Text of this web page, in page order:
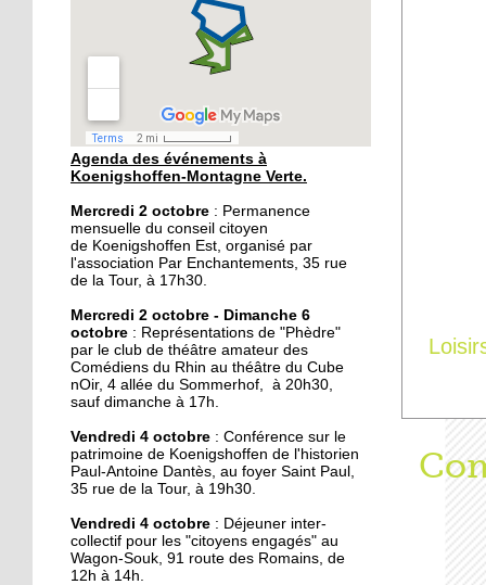
1 octobre 2019
Hohberg : Ali, le dernier
des marchands
30 septembre 2019
Un dimanche festif à la
Montagne-Verte
29 septembre 2019
Le local de l'école de
musique du CSC restauré
28 septembre 2019
Une épicerie solidaire
ouvre dans l'Hôtel de la
rue
28 septembre 2019
Vide-grenier au foyer
Saint-Arbogast ce
dimanche
Agenda des événements à
Koenigshoffen-Montagne Verte.
Mercredi 2 octobre : Permanence
mensuelle du conseil citoyen
de Koenigshoffen Est, organisé par
l'association Par Enchantements, 35 rue
de la Tour, à 17h30.
Mercredi 2 octobre - Dimanche 6
octobre : Représentations de "Phèdre"
par le club de théâtre amateur des
Comédiens du Rhin au théâtre du Cube
nOir, 4 allée du Sommerhof, à 20h30,
sauf dimanche à 17h.
Vendredi 4 octobre : Conférence sur le
patrimoine de Koenigshoffen de l'historien
Paul-Antoine Dantès, au foyer Saint Paul,
35 rue de la Tour, à 19h30.
Vendredi 4 octobre : Déjeuner inter-
collectif pour les "citoyens engagés" au
Wagon-Souk, 91 route des Romains, de
12h à 14h.